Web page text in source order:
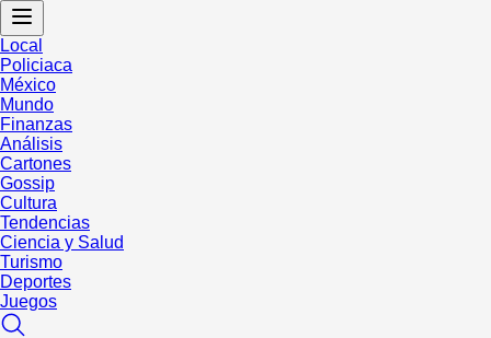
Local
Policiaca
México
Mundo
Finanzas
Análisis
Cartones
Gossip
Cultura
Tendencias
Ciencia y Salud
Turismo
Deportes
Juegos